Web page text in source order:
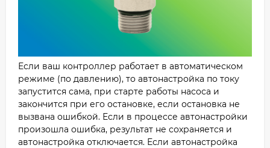
Если ваш контроллер работает в автоматическом
режиме (по давлению), то автонастройка по току
запустится сама, при старте работы насоса и
закончится при его остановке, если остановка не
вызвана ошибкой. Если в процессе автонастройки
произошла ошибка, результат не сохраняется и
автонастройка отключается. Если автонастройка